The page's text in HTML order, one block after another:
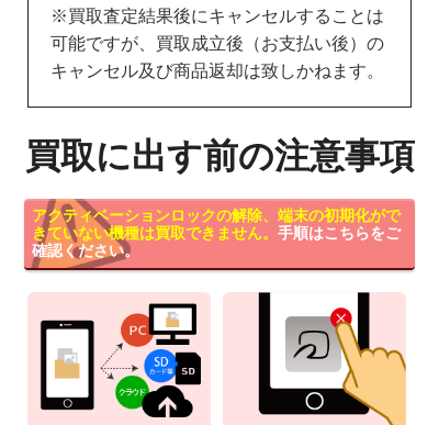
※買取査定結果後にキャンセルすることは
可能ですが、買取成立後（お支払い後）の
キャンセル及び商品返却は致しかねます。
買取に出す前の注意事項
アクティベーションロックの解除、端末の初期化がで
きていない機種は買取できません。 手順はこちらをご
確認ください。